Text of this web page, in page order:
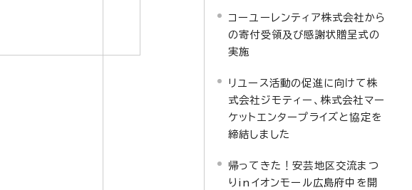
コーユーレンティア株式会社から
の寄付受領及び感謝状贈呈式の
実施
リユース活動の促進に向けて株
式会社ジモティー、株式会社マー
ケットエンタープライズと協定を
締結しました
帰ってきた！安芸地区交流まつ
りinイオンモール広島府中を開